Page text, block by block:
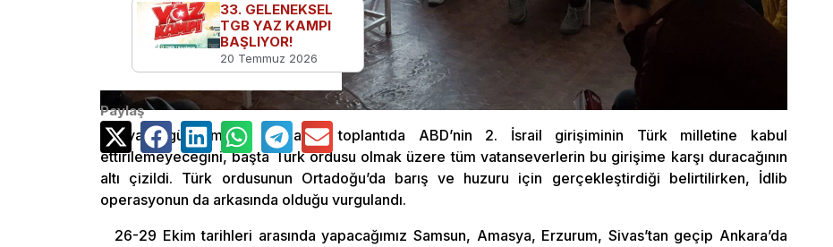
Siyasi gündem ile başlayan toplantıda ABD’nin 2. İsrail girişiminin Türk milletine kabul
ettirilemeyeceğini, başta Türk ordusu olmak üzere tüm vatanseverlerin bu girişime karşı duracağının
altı çizildi. Türk ordusunun Ortadoğu’da barış ve huzuru için gerçekleştirdiği belirtilirken, İdlib
operasyonun da arkasında olduğu vurgulandı.
26-29 Ekim tarihleri arasında yapacağımız Samsun, Amasya, Erzurum, Sivas’tan geçip Ankara’da
33. GELENEKSEL
TGB YAZ KAMPI
BAŞLIYOR!
20 Temmuz 2026
Paylaş